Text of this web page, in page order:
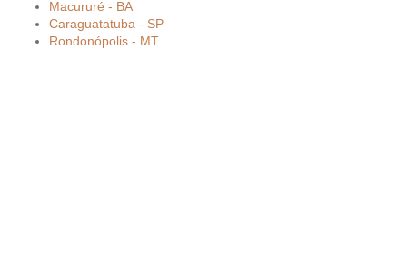
Macururé - BA
Caraguatatuba - SP
Rondonópolis - MT